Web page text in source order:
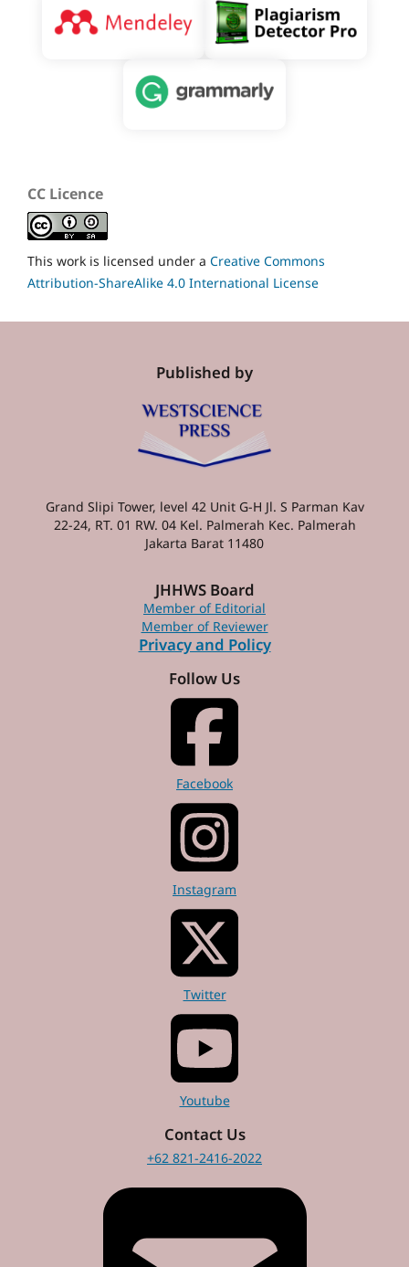
CC Licence
This work is licensed under a Creative Commons
Attribution-ShareAlike 4.0 International License
Published by
Grand Slipi Tower, level 42 Unit G-H Jl. S Parman Kav
22-24, RT. 01 RW. 04 Kel. Palmerah Kec. Palmerah
Jakarta Barat 11480
JHHWS Board
Member of Editorial
Member of Reviewer
Privacy and Policy
Follow Us
Facebook
Instagram
Twitter
Youtube
Contact Us
+62 821-2416-2022